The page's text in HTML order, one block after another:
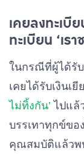
เคยลงทะเบี
ทะเบียน ‘เรา
ในกรณีที่ผู้ได้รั
เคยได้รับเงินเ
ไม่ทิ้งกัน’ ไปแล้
บรรเทาทุกข์ขอ
คุณสมบัติแล้วพ